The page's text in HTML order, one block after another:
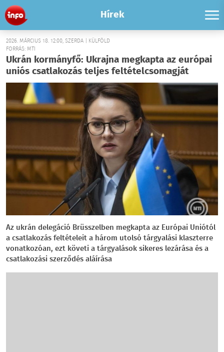
Hírek
2026. MÁRCIUS 18. 12:00, SZERDA | KÜLFÖLD
FORRÁS: MTI
Ukrán kormányfő: Ukrajna megkapta az európai
uniós csatlakozás teljes feltételcsomagját
Az ukrán delegáció Brüsszelben megkapta az Európai Uniótól
a csatlakozás feltételeit a három utolsó tárgyalási klaszterre
vonatkozóan, ezt követi a tárgyalások sikeres lezárása és a
csatlakozási szerződés aláírása